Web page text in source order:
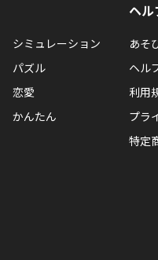
シミュレーション
パズル
恋愛
かんたん
ヘ
あそ
ヘル
利用
プラ
特定